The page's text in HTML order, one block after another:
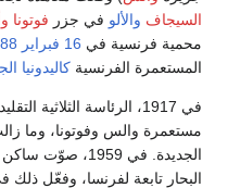
السيجاف والألو في جزر فوتونا
محمية فرنسية في 16 فبراير
المستعمرة الفرنسية كاليدونيا
في 1917، الرئاسة
مستعمرة والس وفوتونا، وما
الجديدة. في
البحار تابعة لفرنسا، وفعّل ذلك في 1961، وهكذا انتهت